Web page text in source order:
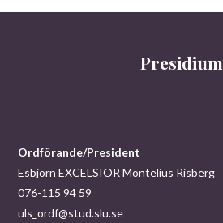
Presidium
Ordförande/President
Esbjörn EXCELSIOR Montelius Risberg
076-115 94 59
uls_ordf@stud.slu.se